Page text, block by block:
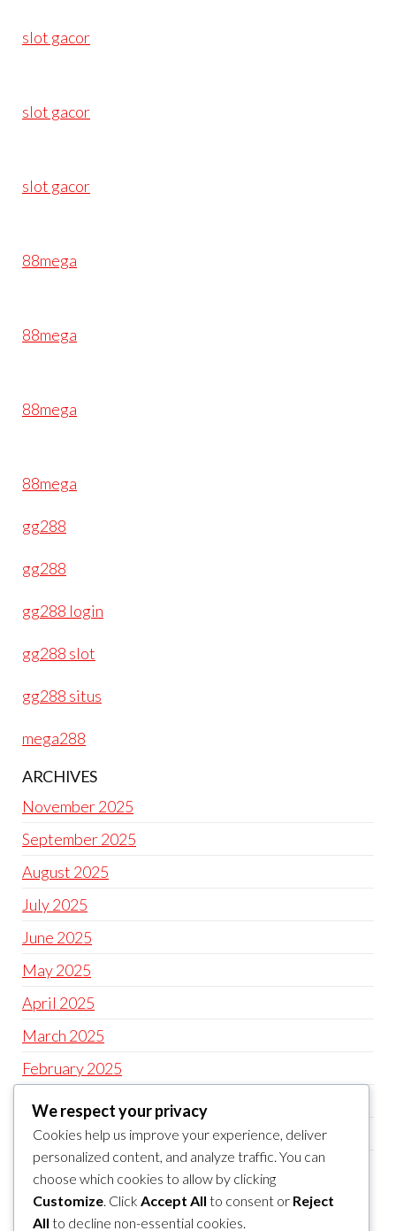
slot gacor
slot gacor
slot gacor
88mega
88mega
88mega
88mega
gg288
gg288
gg288 login
gg288 slot
gg288 situs
mega288
ARCHIVES
November 2025
September 2025
August 2025
July 2025
June 2025
May 2025
April 2025
March 2025
February 2025
January 2025
December 2024
November 2024
CATEGORIES
We respect your privacy
Cookies help us improve your experience, deliver
personalized content, and analyze traffic. You can
choose which cookies to allow by clicking
Customize. Click Accept All to consent or Reject
All to decline non-essential cookies.